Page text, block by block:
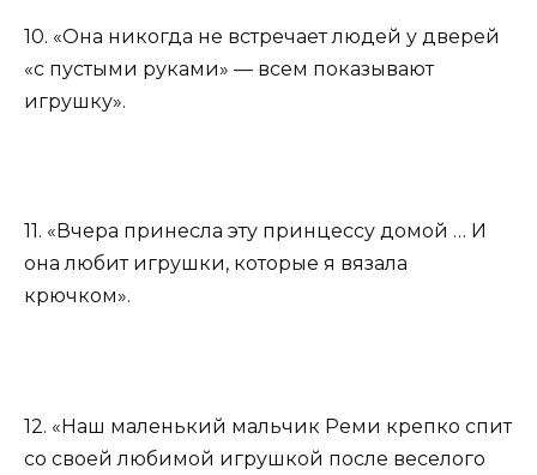
10. «Она никогда не встречает людей у дверей
«с пустыми руками» — всем показывают
игрушку».
11. «Вчера принесла эту принцессу домой … И
она любит игрушки, которые я вязала
крючком».
12. «Наш маленький мальчик Реми крепко спит
со своей любимой игрушкой после веселого